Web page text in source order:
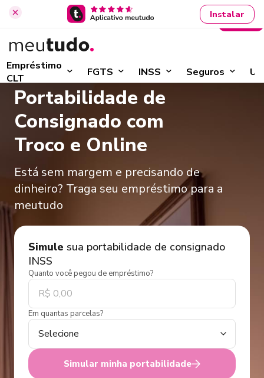
Instalar
Empréstimo
CLT
FGTS INSS Seguros
Entrar
Portabilidade de
Consignado com
Troco e Online
Está sem margem e precisando de
dinheiro? Traga seu empréstimo para a
meutudo
Simule sua portabilidade de consignado
INSS
Quanto você pegou de empréstimo?
Em quantas parcelas?
Simular minha portabilidade